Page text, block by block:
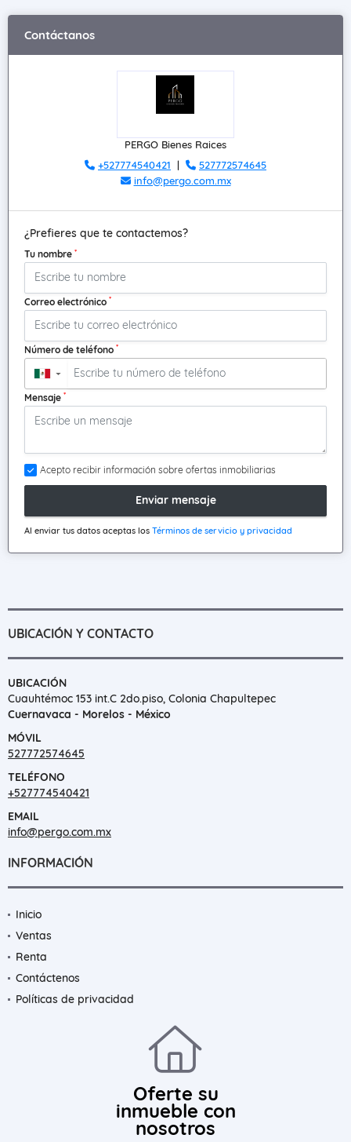
Contáctanos
PERGO Bienes Raices
+527774540421 |
527772574645
info@pergo.com.mx
¿Prefieres que te contactemos?
Tu nombre *
Correo electrónico *
Número de teléfono *
▼
Mensaje *
Acepto recibir información sobre ofertas inmobiliarias
Enviar mensaje
Al enviar tus datos aceptas los Términos de servicio y privacidad
UBICACIÓN Y CONTACTO
UBICACIÓN
Cuauhtémoc 153 int.C 2do.piso, Colonia Chapultepec
Cuernavaca - Morelos - México
MÓVIL
527772574645
TELÉFONO
+527774540421
EMAIL
info@pergo.com.mx
INFORMACIÓN
Inicio
Ventas
Renta
Contáctenos
Políticas de privacidad
Oferte su
inmueble con
nosotros